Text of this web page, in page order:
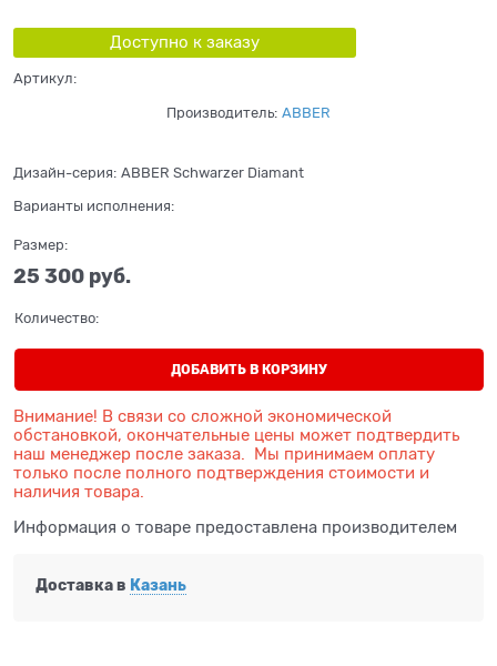
Доступно к заказу
Артикул:
Производитель: ABBER
Дизайн-серия: ABBER Schwarzer Diamant
Варианты исполнения:
Размер:
25 300 руб.
Количество:
ДОБАВИТЬ В КОРЗИНУ
Внимание! В связи со сложной экономической
обстановкой, окончательные цены может подтвердить
наш менеджер после заказа. Мы принимаем оплату
только после полного подтверждения стоимости и
наличия товара.
Информация о товаре предоставлена производителем
Доставка в Казань